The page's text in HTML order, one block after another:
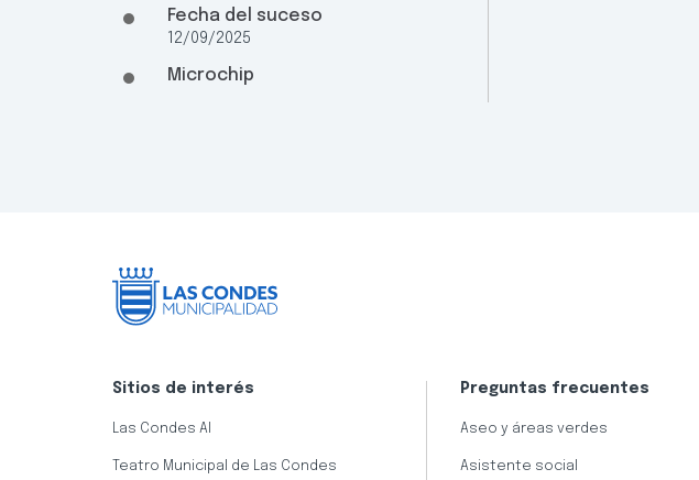
Fecha del suceso
12/09/2025
Microchip
Sitios de interés
Las Condes AI
Teatro Municipal de Las Condes
Preguntas frecuentes
Aseo y áreas verdes
Asistente social